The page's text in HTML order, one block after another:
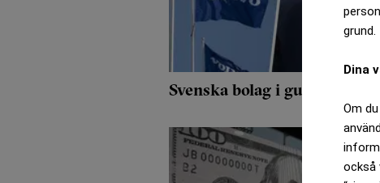
grund.
Dina
Om
också
Svenska bolag i gungning